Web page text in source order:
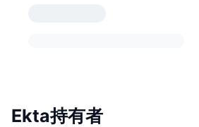
Ekta持有者